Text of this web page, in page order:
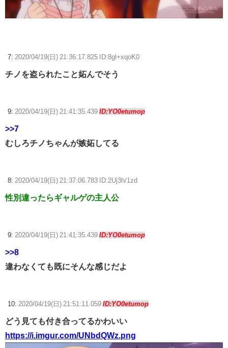
7: 2020/04/19(日) 21:36:17.825 ID:8gl+xqoK0
チノを盗られたこと妬んでそう
9: 2020/04/19(日) 21:41:35.439 ID:YO0etumop
>>7
むしろチノちゃんが嫉妬してる
8: 2020/04/19(日) 21:37:06.783 ID:2Uj3h/1zd
性別違ったらギャルゲの主人公
9: 2020/04/19(日) 21:41:35.439 ID:YO0etumop
>>8
違わなくても既にそんな感じだよ
10: 2020/04/19(日) 21:51:11.059 ID:YO0etumop
どう見ても付き合ってるかわいい
https://i.imgur.com/UNbdQWz.png